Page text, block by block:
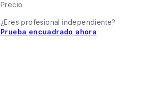
Precio
¿Eres profesional independiente?
Prueba encuadrado ahora